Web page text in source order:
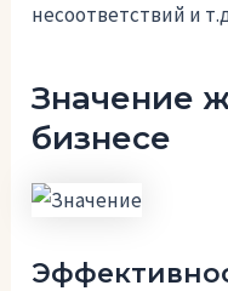
несоответствий и
Значение
бизнесе